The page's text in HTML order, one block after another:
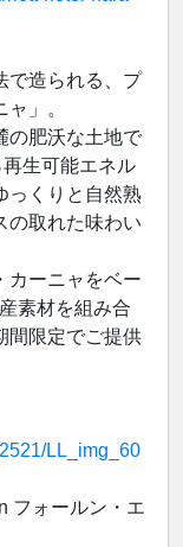
で造られる、プ
」。
の肥沃な土地で
生可能エネル
っくりと自然熟
の取れた味わい
カーニャをベー
素材を組み合
間限定でご提供
LL_img_60
フォールン・エ